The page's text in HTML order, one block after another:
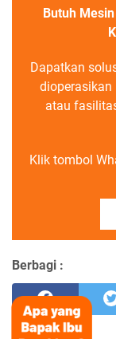
Butuh
Dapatkan
dioperasikan
atau
Klik tombol
Berbagi :